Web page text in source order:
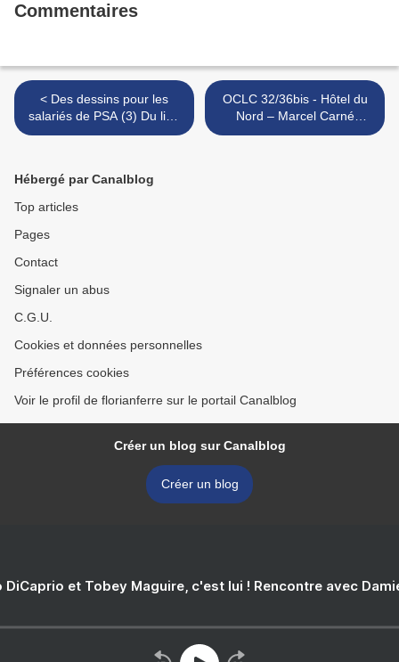
Commentaires
< Des dessins pour les
salariés de PSA (3) Du lion
(logos, chansons et
1992)
OCLC 32/36bis - Hôtel du
Nord – Marcel Carné
(1938) >
Hébergé par Canalblog
Top articles
Pages
Contact
Signaler un abus
C.G.U.
Cookies et données personnelles
Préférences cookies
Voir le profil de florianferre sur le portail Canalblog
Créer un blog sur Canalblog
Créer un blog
DiCaprio et Tobey Maguire, c'est lui ! Rencontre avec